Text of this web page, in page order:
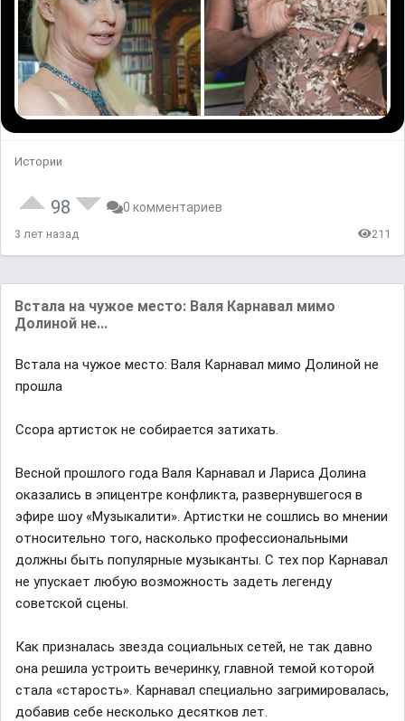
Истории
98 0 комментариев
3 лет назад 211
Встала на чужое место: Валя Карнавал мимо
Долиной не...
Встала на чужое место: Валя Карнавал мимо Долиной не
прошла
Ссора артисток не собирается затихать.
Весной прошлого года Валя Карнавал и Лариса Долина
оказались в эпицентре конфликта, развернувшегося в
эфире шоу «Музыкалити». Артистки не сошлись во мнении
относительно того, насколько профессиональными
должны быть популярные музыканты. С тех пор Карнавал
не упускает любую возможность задеть легенду
советской сцены.
Как призналась звезда социальных сетей, не так давно
она решила устроить вечеринку, главной темой которой
стала «старость». Карнавал специально загримировалась,
добавив себе несколько десятков лет.